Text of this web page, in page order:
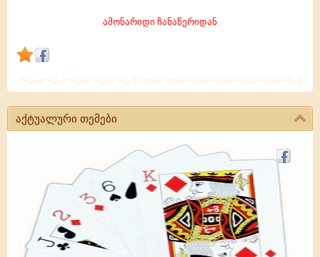
კულტურულსა
ეკონომიკურ
სფეროს,
რათა
ამონარიდი ჩანაწერიდან
აქტუალური თემები